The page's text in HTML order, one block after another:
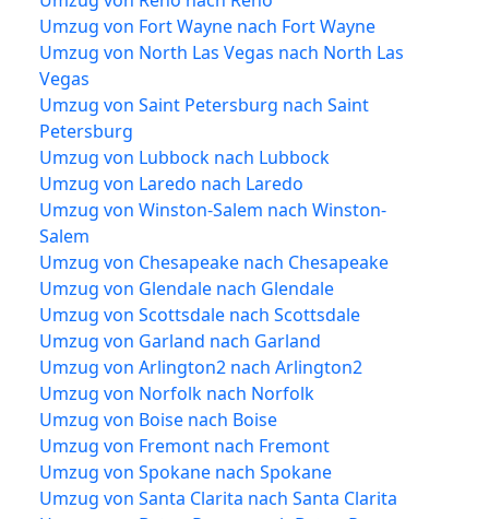
Umzug von Fort Wayne nach Fort Wayne
Umzug von North Las Vegas nach North Las
Vegas
Umzug von Saint Petersburg nach Saint
Petersburg
Umzug von Lubbock nach Lubbock
Umzug von Laredo nach Laredo
Umzug von Winston-Salem nach Winston-
Salem
Umzug von Chesapeake nach Chesapeake
Umzug von Glendale nach Glendale
Umzug von Scottsdale nach Scottsdale
Umzug von Garland nach Garland
Umzug von Arlington2 nach Arlington2
Umzug von Norfolk nach Norfolk
Umzug von Boise nach Boise
Umzug von Fremont nach Fremont
Umzug von Spokane nach Spokane
Umzug von Santa Clarita nach Santa Clarita